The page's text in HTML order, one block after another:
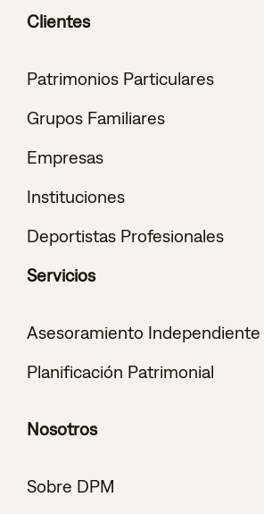
Clientes
Patrimonios Particulares
Grupos Familiares
Empresas
Instituciones
Deportistas Profesionales
Servicios
Asesoramiento Independiente
Planificación Patrimonial
Nosotros
Sobre DPM